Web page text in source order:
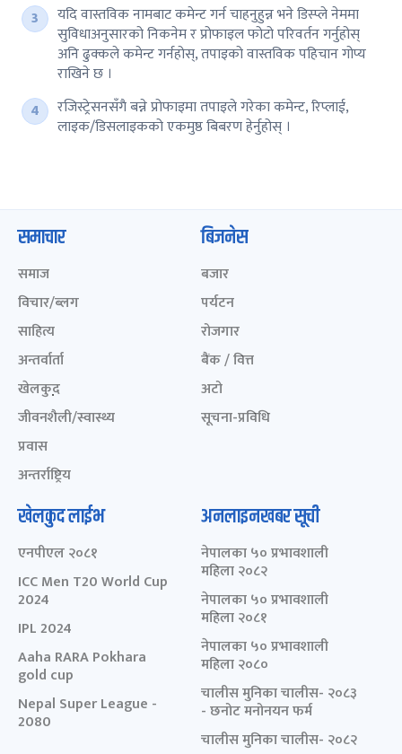
यदि वास्तविक नामबाट कमेन्ट गर्न चाहनुहुन्न भने डिस्प्ले नेममा
सुविधाअनुसारको निकनेम र प्रोफाइल फोटो परिवर्तन गर्नुहोस्
अनि ढुक्कले कमेन्ट गर्नहोस्, तपाइको वास्तविक पहिचान गोप्य
राखिने छ ।
रजिस्ट्रेसनसँगै बन्ने प्रोफाइमा तपाइले गरेका कमेन्ट, रिप्लाई,
लाइक/डिसलाइकको एकमुष्ठ बिबरण हेर्नुहोस् ।
समाचार
समाज
विचार/ब्लग
साहित्य
अन्तर्वार्ता
खेलकुद़़
जीवनशैली/स्वास्थ्य
प्रवास
अन्तर्राष्ट्रिय
बिजनेस
बजार
पर्यटन
रोजगार
बैंक / वित्त
अटो
सूचना-प्रविधि
खेलकुद लाईभ
एनपीएल २०८१
ICC Men T20 World Cup
2024
IPL 2024
Aaha RARA Pokhara
gold cup
Nepal Super League -
2080
अनलाइनखबर सूची
नेपालका ५० प्रभावशाली
महिला २०८२
नेपालका ५० प्रभावशाली
महिला २०८१
नेपालका ५० प्रभावशाली
महिला २०८०
चालीस मुनिका चालीस- २०८३
- छनोट मनोनयन फर्म
चालीस मुनिका चालीस- २०८२